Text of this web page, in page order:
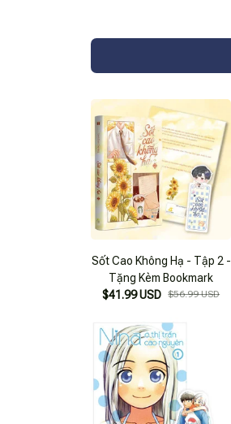
Sốt Cao Không Hạ - Tập 2 -
Tặng Kèm Bookmark
$41.99 USD $56.99 USD